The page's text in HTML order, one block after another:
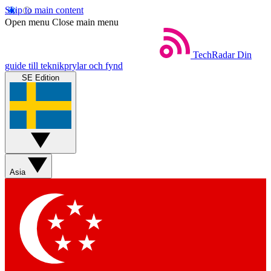
Skip to main content
Open menu Close main menu
TechRadar Din
guide till teknikprylar och fynd
SE Edition
Asia